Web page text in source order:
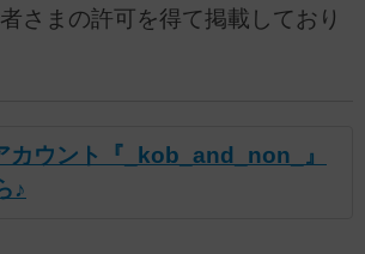
さまの許可を得て掲載しており
ウント『_kob_and_non_』
♪